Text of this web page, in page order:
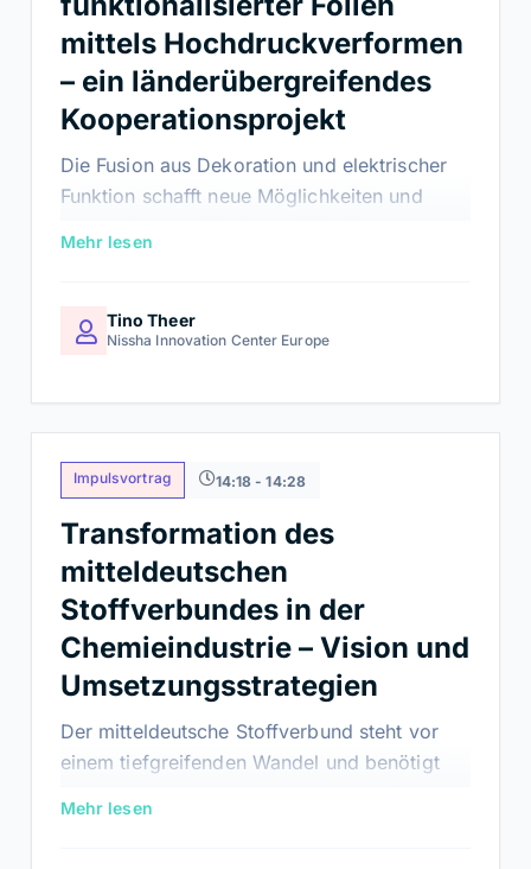
mittels Hochdruckverformen
– ein länderübergreifendes
Kooperationsprojekt
Die Fusion aus Dekoration und elektrischer
Funktion schafft neue Möglichkeiten und
ermöglichen dadurch die weltweit erste
Folienintegration in einen PKW-Scheinwerfer.
Mehr lesen
Tino Theer
Nissha Innovation Center Europe
Impulsvortrag 14:18 - 14:28
Transformation des
mitteldeutschen
Stoffverbundes in der
Chemieindustrie – Vision und
Umsetzungsstrategien
Der mitteldeutsche Stoffverbund steht vor
einem tiefgreifenden Wandel und benötigt
Mehr lesen